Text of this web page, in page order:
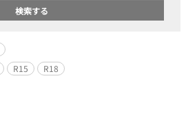
R15 R18